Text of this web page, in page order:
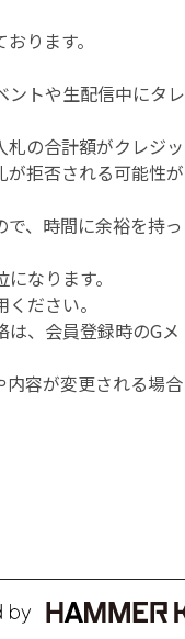
ります。
ントや生配信中にタレ
札の合計額がクレジッ
が拒否される可能性が
、時間に余裕を持っ
なります。
ください。
は、会員登録時のGメ
内容が変更される場合